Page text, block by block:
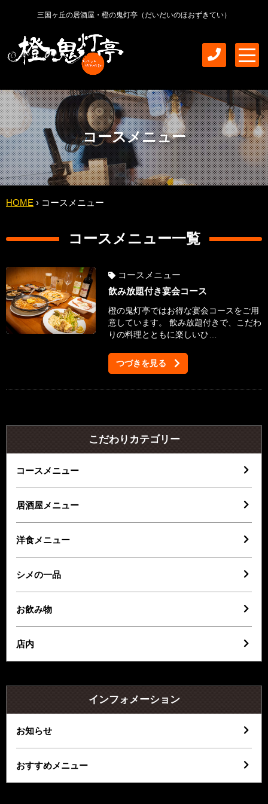
三国ヶ丘の居酒屋・橙の鬼灯亭（だいだいのほおずきてい）
m
n
u
コースメニュー
HOME › コースメニュー
コースメニュー一覧
コースメニュー
飲み放題付き宴会コース
橙の鬼灯亭ではお得な宴会コースをご用
意しています。 飲み放題付きで、こだわ
りの料理とともに楽しいひ…
つづきを見る
こだわりカテゴリー
コースメニュー
居酒屋メニュー
洋食メニュー
シメの一品
お飲み物
店内
インフォメーション
お知らせ
おすすめメニュー